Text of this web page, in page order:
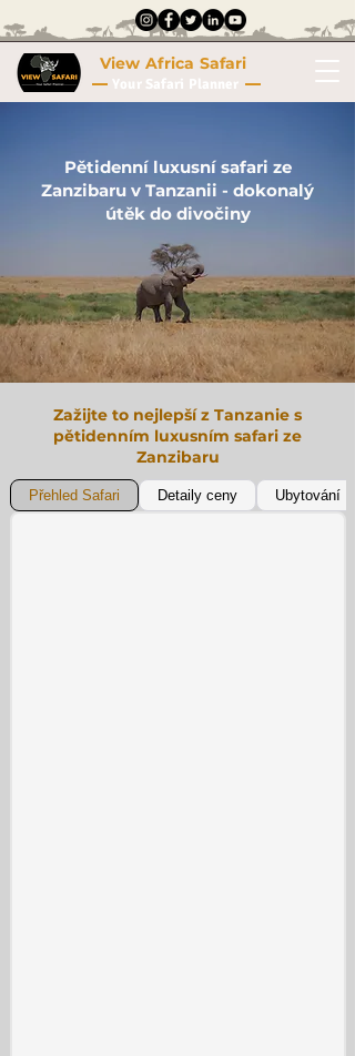
View Africa Safari
Your Safari Planner
Pětidenní luxusní safari ze
Zanzibaru v Tanzanii - dokonalý
útěk do divočiny
Zažijte to nejlepší z Tanzanie s
pětidenním luxusním safari ze
Zanzibaru
Přehled Safari Detaily ceny Ubytování